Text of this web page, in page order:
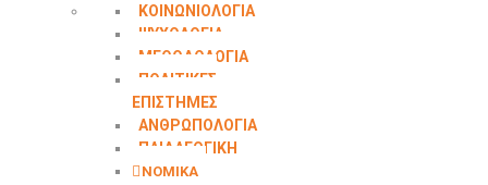
ΚΟΙΝΩΝΙΟΛΟΓΙΑ
ΨΥΧΟΛΟΓΙΑ
ΜΕΘΟΔΟΛΟΓΙΑ
ΠΟΛΙΤΙΚΕΣ
ΕΠΙΣΤΗΜΕΣ
ΑΝΘΡΩΠΟΛΟΓΙΑ
ΠΑΙΔΑΓΩΓΙΚΗ
ΝΟΜΙΚΑ